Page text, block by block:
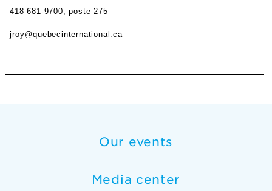
418 681-9700, poste 275
jroy@quebecinternational.ca
Our events
Media center